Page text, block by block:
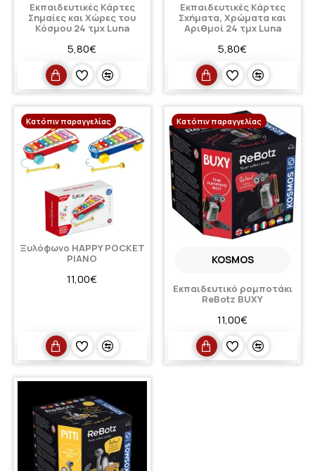
Εκπαιδευτικές Κάρτες
Σημαίες και Χώρες του
Κόσμου 24 τμχ Luna
5,80€
Εκπαιδευτικές Κάρτες
Σχήματα, Χρώματα και
Αριθμοί 24 τμχ Luna
5,80€
Κατόπιν παραγγελίας
Ξυλόφωνο HAPPY POCKET
PIANO
11,00€
Κατόπιν παραγγελίας
KOSMOS
Εκπαιδευτικό ρομποτάκι
ReBotz BUXY
11,00€